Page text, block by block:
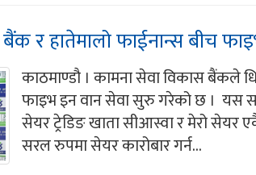
र हातेमालो फाईनान्स बीच
काठमाण्डौ । कामना सेवा विकास बैंकले
फाइभ इन वान सेवा सुरु गरेको छ । यस
सेयर ट्रेडिङ खाता सीआस्वा र मेरो सेयर
सरल रुपमा सेयर कारोबार गर्न...